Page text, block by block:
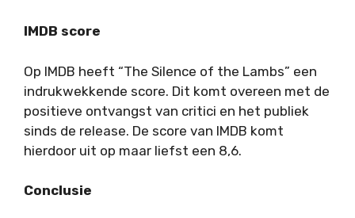
IMDB score
Op IMDB heeft “The Silence of the Lambs” een
indrukwekkende score. Dit komt overeen met de
positieve ontvangst van critici en het publiek
sinds de release. De score van IMDB komt
hierdoor uit op maar liefst een 8,6.
Conclusie